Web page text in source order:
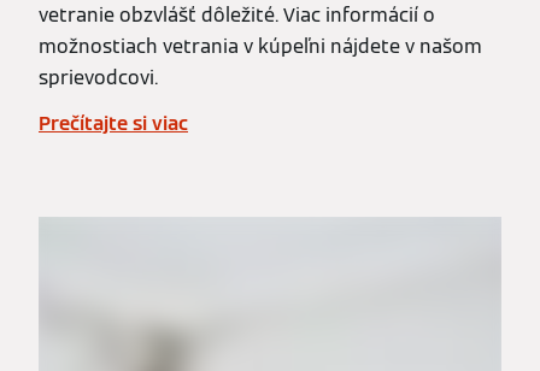
vetranie obzvlášť dôležité. Viac informácií o
možnostiach vetrania v kúpeľni nájdete v našom
sprievodcovi.
Prečítajte si viac